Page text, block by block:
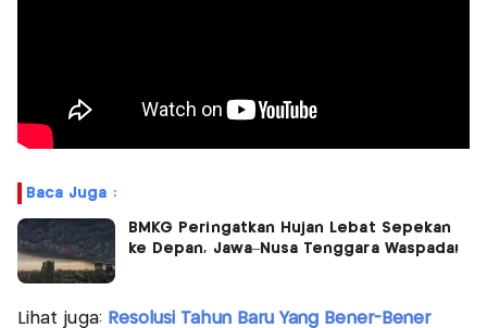
Baca Juga :
BMKG Peringatkan Hujan Lebat Sepekan
ke Depan, Jawa–Nusa Tenggara Waspada!
Lihat juga: Resolusi Tahun Baru Yang Bener-Bener